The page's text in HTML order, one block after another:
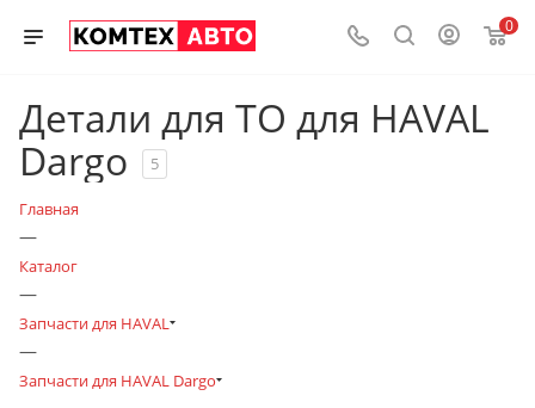
0
Детали для ТО для HAVAL
Dargo
5
Главная
—
Каталог
—
Запчасти для HAVAL
—
Запчасти для HAVAL Dargo